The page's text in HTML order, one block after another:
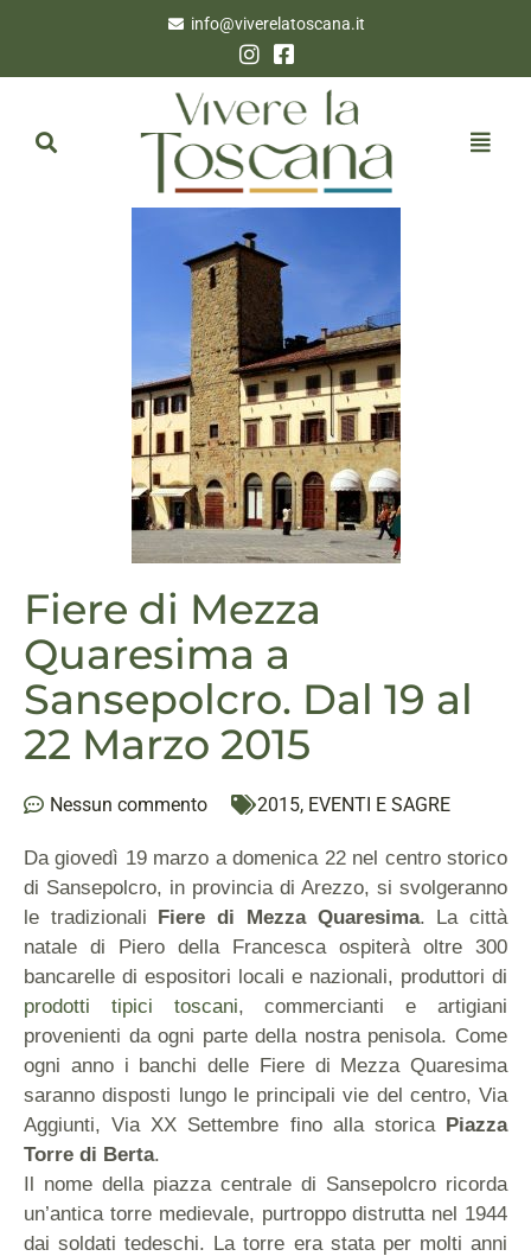
info@viverelatoscana.it
Fiere di Mezza
Quaresima a
Sansepolcro. Dal 19 al
22 Marzo 2015
Nessun commento 2015, EVENTI E SAGRE
Da giovedì 19 marzo a domenica 22 nel centro storico
di Sansepolcro, in provincia di Arezzo, si svolgeranno
le tradizionali Fiere di Mezza Quaresima. La città
natale di Piero della Francesca ospiterà oltre 300
bancarelle di espositori locali e nazionali, produttori di
prodotti tipici toscani, commercianti e artigiani
provenienti da ogni parte della nostra penisola. Come
ogni anno i banchi delle Fiere di Mezza Quaresima
saranno disposti lungo le principali vie del centro, Via
Aggiunti, Via XX Settembre fino alla storica Piazza
Torre di Berta.
Il nome della piazza centrale di Sansepolcro ricorda
un’antica torre medievale, purtroppo distrutta nel 1944
dai soldati tedeschi. La torre era stata per molti anni